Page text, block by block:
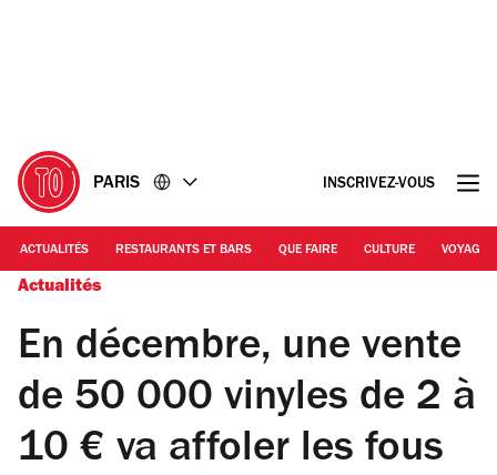
PARIS INSCRIVEZ-VOUS
ACTUALITÉS RESTAURANTS ET BARS QUE FAIRE CULTURE VOYAGE
Actualités
En décembre, une vente
de 50 000 vinyles de 2 à
10 € va affoler les fous